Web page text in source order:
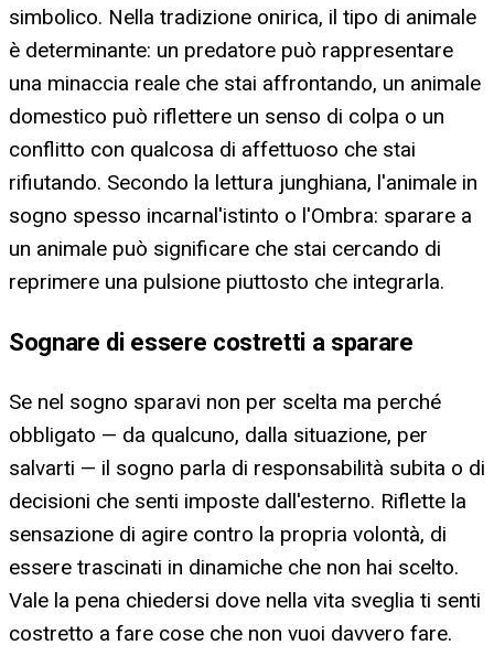
simbolico. Nella tradizione onirica, il tipo di animale
è determinante: un predatore può rappresentare
una minaccia reale che stai affrontando, un animale
domestico può riflettere un senso di colpa o un
conflitto con qualcosa di affettuoso che stai
rifiutando. Secondo la lettura junghiana, l'animale in
sogno spesso incarnal'istinto o l'Ombra: sparare a
un animale può significare che stai cercando di
reprimere una pulsione piuttosto che integrarla.
Sognare di essere costretti a sparare
Se nel sogno sparavi non per scelta ma perché
obbligato — da qualcuno, dalla situazione, per
salvarti — il sogno parla di responsabilità subita o di
decisioni che senti imposte dall'esterno. Riflette la
sensazione di agire contro la propria volontà, di
essere trascinati in dinamiche che non hai scelto.
Vale la pena chiedersi dove nella vita sveglia ti senti
costretto a fare cose che non vuoi davvero fare.